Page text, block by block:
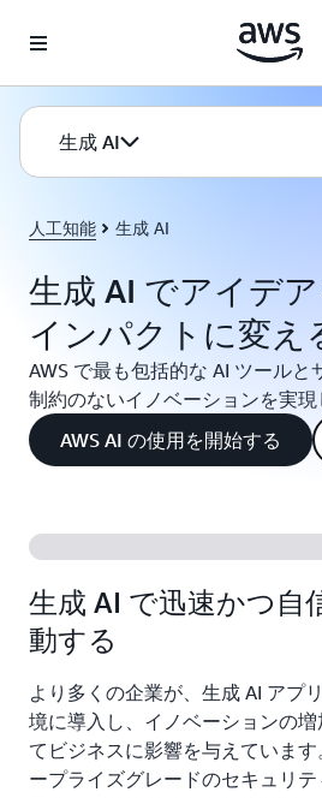
生成 AI
人工知能 生成 AI
生成 AI でアイデ
インパクトに変え
AWS で最も包括的な AI ツールと
制約のないイノベーションを実現
AWS AI の使用を開始する
生成 AI で迅速かつ自
動する
より多くの企業が、生成 AI アプ
境に導入し、イノベーションの
てビジネスに影響を与えています
ープライズグレードのセキュリ